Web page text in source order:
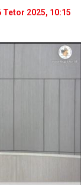
Tetor 2025, 10:15